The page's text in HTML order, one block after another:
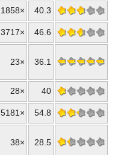
1858× 40.3
3717× 46.6
23× 36.1
28× 40
5181× 54.8
38× 28.5